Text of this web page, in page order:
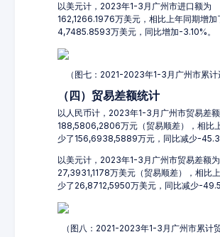
以美元计，2023年1-3月广州市进口额为
162,1266.1976万美元，相比上年同期增加
4,7485.8593万美元，同比增加-3.10%。
（图七：2021-2023年1-3月广州市累计
（四）贸易差额统计
以人民币计，2023年1-3月广州市贸易差
188,5806,2806万元（贸易顺差），相比
少了156,6938,5889万元，同比减少-
以美元计，2023年1-3月广州市贸易差额为
27,3931,1178万美元（贸易顺差），相比
少了26,8712,5950万美元，同比减少-
（图八：2021-2023年1-3月广州市累计